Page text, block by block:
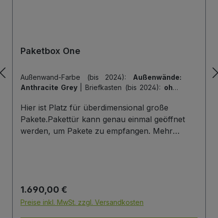
Paketbox One
Außenwand-Farbe (bis 2024): Außenwände:
Anthracite Grey
Briefkasten (bis 2024): ohne
Hintertür | Tiefe der Paketbox (bis 2024):
cm Außenmaß (Standard) | Tür-Farbe (bis
2024):Tür: Anthracite Grey
Hier ist Platz für überdimensional große
Pakete.Pakettür kann genau einmal geöffnet
werden, um Pakete zu empfangen. Mehr
Die Tür wird immer mit einem Halbzylinder
ausgestattet. Das heißt, Sie können den selben
Regulärer Preis:
1.690,00 €
Preise inkl. MwSt. zzgl. Versandkosten